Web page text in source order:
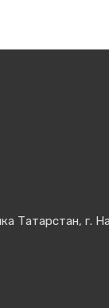
Татарстан, г.